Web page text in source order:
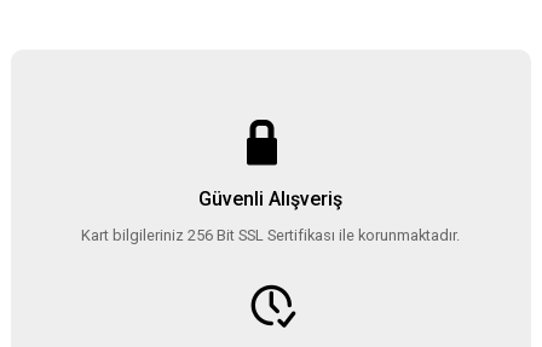
Güvenli Alışveriş
Kart bilgileriniz 256 Bit SSL Sertifikası ile korunmaktadır.